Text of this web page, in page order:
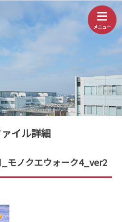
イル詳細
_モノクエウォーク4_ver2